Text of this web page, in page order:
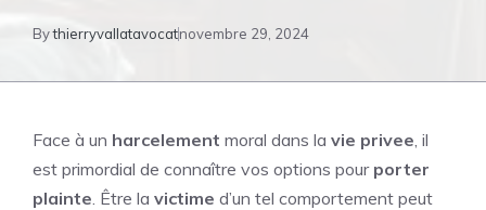
Bythierryvallatavocatnovembre 29, 2024
Face à un harcelement moral dans la vie privee, il
est primordial de connaître vos options pour porter
plainte. Être la victime d’un tel comportement peut